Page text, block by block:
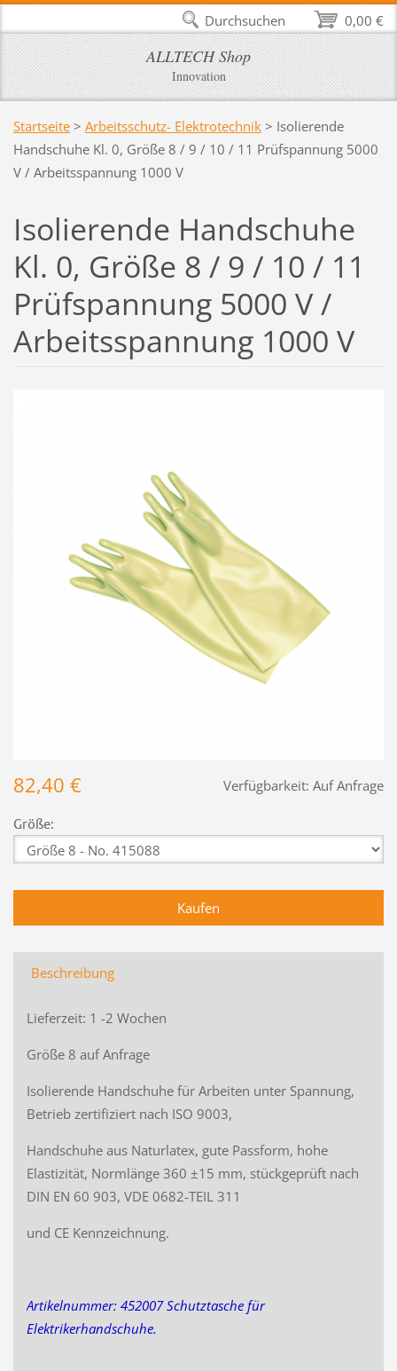
ALLTECH Shop
Innovation
Startseite > Arbeitsschutz- Elektrotechnik > Isolierende
Handschuhe Kl. 0, Größe 8 / 9 / 10 / 11 Prüfspannung 5000
V / Arbeitsspannung 1000 V
Isolierende Handschuhe
Kl. 0, Größe 8 / 9 / 10 / 11
Prüfspannung 5000 V /
Arbeitsspannung 1000 V
Verfügbarkeit: Auf Anfrage
82,40 €
Größe:
Beschreibung
Lieferzeit: 1 -2 Wochen
Größe 8 auf Anfrage
Isolierende Handschuhe für Arbeiten unter Spannung,
Betrieb zertifiziert nach ISO 9003,
Handschuhe aus Naturlatex, gute Passform, hohe
Elastizität, Normlänge 360 ±15 mm, stückgeprüft nach
DIN EN 60 903, VDE 0682-TEIL 311
und CE Kennzeichnung.
Artikelnummer: 452007 Schutztasche für
Elektrikerhandschuhe.
0,00 €
Durchsuchen